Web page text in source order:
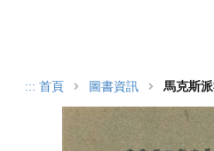
::: 首頁 圖書資訊 馬克斯